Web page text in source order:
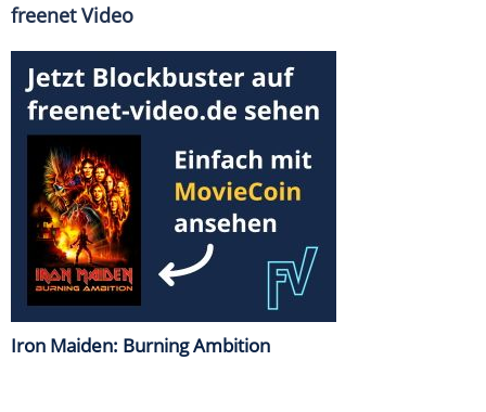
freenet Video
Iron Maiden: Burning Ambition